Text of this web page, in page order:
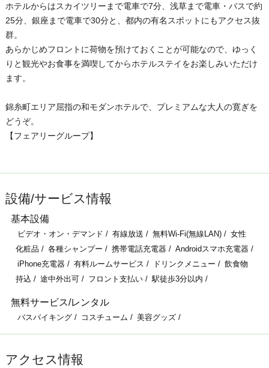
ホテルからはスカイツリーまで電車で7分、浅草まで電車・バスで約
25分、銀座まで電車で30分と、都内の有名スポットにもアクセス抜
群。
あらかじめフロントに荷物を預けておくことが可能なので、ゆっく
りと観光やお食事を満喫してからホテルステイをお楽しみいただけ
ます。
錦糸町エリア屈指の和モダンホテルで、プレミアムな大人の寛ぎを
どうぞ。
【フェアリーグループ】
設備/サービス情報
基本設備
ビデオ・オン・デマンド 有線放送 無料Wi-Fi(無線LAN)
女性
化粧品
各種シャンプー 携帯電話充電器
Androidスマホ充電器
iPhone充電器
有料ルームサービス ドリンクメニュー
飲食物
持込
途中外出可 フロント支払い 駅徒歩3分以内
無料サービス/レンタル
バスバイキング コスチューム 美容グッズ
アクセス情報